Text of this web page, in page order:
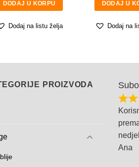
DODAJ U KORPU
Dodaj na listu želja
DODAJ U
Dodaj na
PROIZVODA
Ana